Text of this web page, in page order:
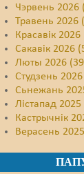
Чэрвень 2026
Травень 2026
Красавік 2026
Сакавік 2026
Люты 2026
Студзень
Сьнежань
Лістапад 2025
Кастрычнік
Верасень